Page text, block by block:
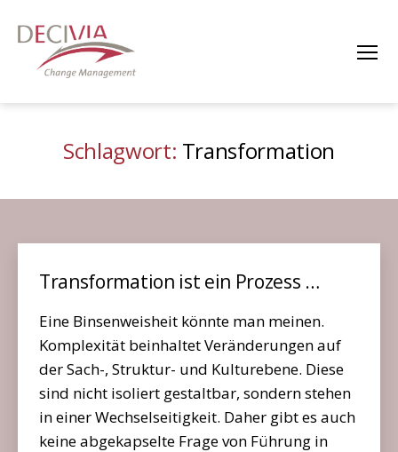
Change
Schlagwort: Transformation
Transformation ist ein Prozess …
Eine Binsenweisheit könnte man meinen.
Komplexität beinhaltet Veränderungen auf
der Sach-, Struktur- und Kulturebene. Diese
sind nicht isoliert gestaltbar, sondern stehen
in einer Wechselseitigkeit. Daher gibt es auch
keine abgekapselte Frage von Führung in